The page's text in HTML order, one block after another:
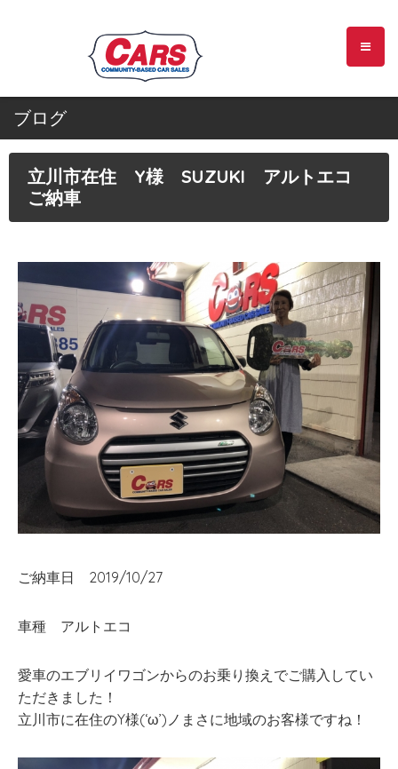
ブログ
立川市在住 Y様 SUZUKI アルトエコ
ご納車
ご納車日 2019/10/27
車種 アルトエコ
愛車のエブリイワゴンからのお乗り換えでご購入してい
ただきました！
立川市に在住のY様(‘ω’)ノまさに地域のお客様ですね！